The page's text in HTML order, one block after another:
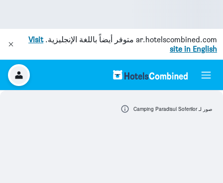
ar.hotelscombined.com متوفر أيضاً باللغة الإنجليزية.Visit
site in English
صور لـ Camping Paradisul Soferilor